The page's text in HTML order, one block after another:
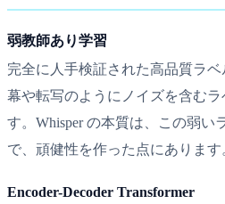
弱教師あり学習
完全に人手検証された高品質ラ
幕や転写のようにノイズを含む
す。Whisper の本質は、この弱い
で、頑健性を作った点にあります
Encoder-Decoder Transformer